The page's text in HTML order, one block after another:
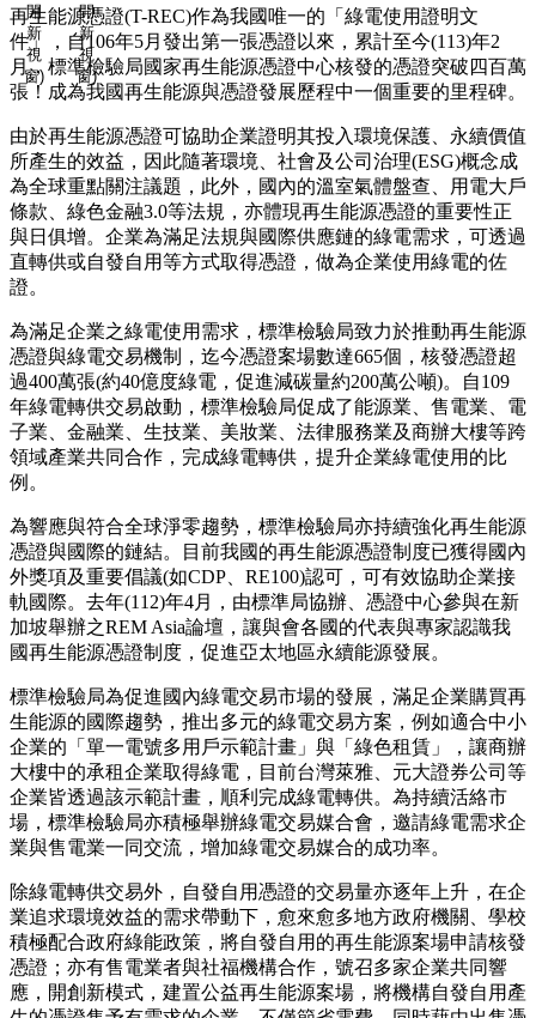
開
新
視
窗)
開
新
視
窗)
再生能源憑證(T-REC)作為我國唯一的「綠電使用證明文
件」，自106年5月發出第一張憑證以來，累計至今(113)年2
月，標準檢驗局國家再生能源憑證中心核發的憑證突破四百萬
張！成為我國再生能源與憑證發展歷程中一個重要的里程碑。
由於再生能源憑證可協助企業證明其投入環境保護、永續價值
所產生的效益，因此隨著環境、社會及公司治理(ESG)概念成
為全球重點關注議題，此外，國內的溫室氣體盤查、用電大戶
條款、綠色金融3.0等法規，亦體現再生能源憑證的重要性正
與日俱增。企業為滿足法規與國際供應鏈的綠電需求，可透過
直轉供或自發自用等方式取得憑證，做為企業使用綠電的佐
證。
為滿足企業之綠電使用需求，標準檢驗局致力於推動再生能源
憑證與綠電交易機制，迄今憑證案場數達665個，核發憑證超
過400萬張(約40億度綠電，促進減碳量約200萬公噸)。自109
年綠電轉供交易啟動，標準檢驗局促成了能源業、售電業、電
子業、金融業、生技業、美妝業、法律服務業及商辦大樓等跨
領域產業共同合作，完成綠電轉供，提升企業綠電使用的比
例。
為響應與符合全球淨零趨勢，標準檢驗局亦持續強化再生能源
憑證與國際的鏈結。目前我國的再生能源憑證制度已獲得國內
外獎項及重要倡議(如CDP、RE100)認可，可有效協助企業接
軌國際。去年(112)年4月，由標準局協辦、憑證中心參與在新
加坡舉辦之REM Asia論壇，讓與會各國的代表與專家認識我
國再生能源憑證制度，促進亞太地區永續能源發展。
標準檢驗局為促進國內綠電交易市場的發展，滿足企業購買再
生能源的國際趨勢，推出多元的綠電交易方案，例如適合中小
企業的「單一電號多用戶示範計畫」與「綠色租賃」，讓商辦
大樓中的承租企業取得綠電，目前台灣萊雅、元大證券公司等
企業皆透過該示範計畫，順利完成綠電轉供。為持續活絡市
場，標準檢驗局亦積極舉辦綠電交易媒合會，邀請綠電需求企
業與售電業一同交流，增加綠電交易媒合的成功率。
除綠電轉供交易外，自發自用憑證的交易量亦逐年上升，在企
業追求環境效益的需求帶動下，愈來愈多地方政府機關、學校
積極配合政府綠能政策，將自發自用的再生能源案場申請核發
憑證；亦有售電業者與社福機構合作，號召多家企業共同響
應，開創新模式，建置公益再生能源案場，將機構自發自用產